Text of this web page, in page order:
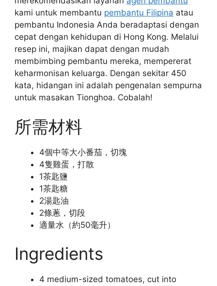
kami untuk membantu pembantu Filipina atau
pembantu Indonesia Anda beradaptasi dengan
cepat dengan kehidupan di Hong Kong. Melalui
resep ini, majikan dapat dengan mudah
membimbing pembantu mereka, mempererat
keharmonisan keluarga. Dengan sekitar 450
kata, hidangan ini adalah pengenalan sempurna
untuk masakan Tionghoa. Cobalah!
所需材料
4個中等大小番茄，切塊
4隻雞蛋，打散
1茶匙鹽
1茶匙糖
2湯匙油
2條蔥，切段
適量水（約50毫升）
Ingredients
4 medium-sized tomatoes, cut into